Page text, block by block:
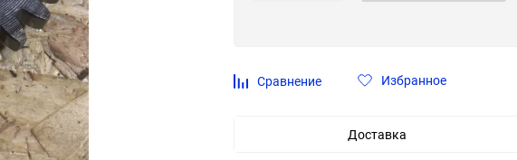
Сравнение Избранное
Доставка